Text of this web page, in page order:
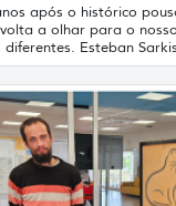
após o histórico
a olhar para o
Esteban